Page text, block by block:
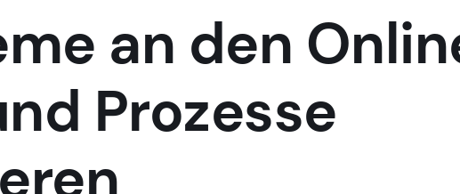
an den
Prozesse